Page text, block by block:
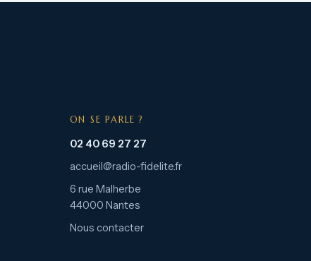
ON SE PARLE ?
02 40 69 27 27
accueil@radio-fidelite.fr
6 rue Malherbe
44000 Nantes
Nous contacter